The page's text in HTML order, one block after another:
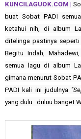
KUNCILAGUOK.COM |
buat Sobat PADI
ketahui nih, di album
ditelinga pastinya
Begitu Indah,
semua lagu di album
gimana menurut Sobat
PADI kali ini judulnya
yang dulu...duluu banget